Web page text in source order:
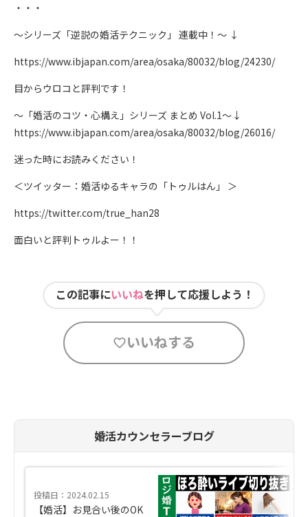
・・・
～シリーズ「逆説の婚活テクニック」 連載中！～ ↓
https://www.ibjapan.com/area/osaka/80032/blog/24230/
目からウロコと評判です！
～「婚活のコツ・心構え」シリーズ まとめ Vol.1～↓
https://www.ibjapan.com/area/osaka/80032/blog/26016/
迷った時にお読みください！
＜ツイッター：婚活ゆるキャラの「トゥルはん」 ＞
https://twitter.com/true_han28
面白いと評判トゥルよー！！
この記事にいいねを押して応援しよう！
いいねする
婚活カウンセラーブログ
投稿日：2024.02.15
【婚活】お見合い後のOK